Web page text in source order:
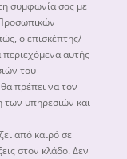
συμφωνία σας με
ο επισκέπτης/
περιεχόμενα αυτής
του
πρέπει να τον
των υπηρεσιών και
από καιρό σε
στον κλάδο. Δεν